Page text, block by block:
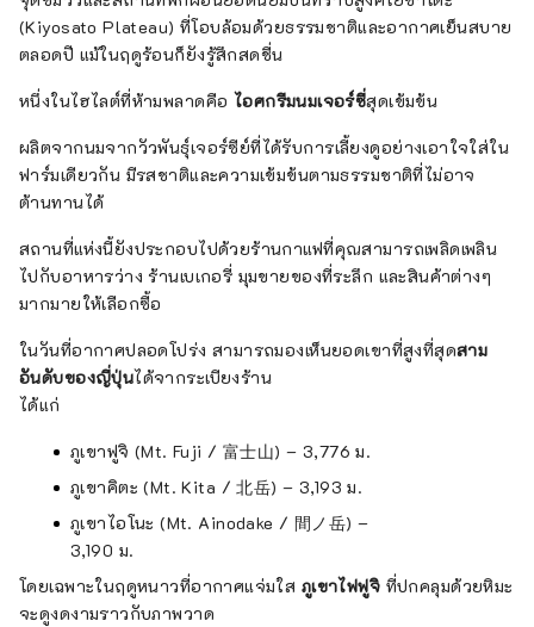
(Kiyosato Plateau) ที่โอบล้อมด้วยธรรมชาติและอากาศเย็นสบาย
ตลอดปี แม้ในฤดูร้อนก็ยังรู้สึกสดชื่น
หนึ่งในไฮไลต์ที่ห้ามพลาดคือ ไอศกรีมนมเจอร์ซี่สุดเข้มข้น
ผลิตจากนมจากวัวพันธุ์เจอร์ซีย์ที่ได้รับการเลี้ยงดูอย่างเอาใจใส่ใน
ฟาร์มเดียวกัน มีรสชาติและความเข้มข้นตามธรรมชาติที่ไม่อาจ
ต้านทานได้
สถานที่แห่งนี้ยังประกอบไปด้วยร้านกาแฟที่คุณสามารถเพลิดเพลิน
ไปกับอาหารว่าง ร้านเบเกอรี่ มุมขายของที่ระลึก และสินค้าต่างๆ
มากมายให้เลือกซื้อ
ในวันที่อากาศปลอดโปร่ง สามารถมองเห็นยอดเขาที่สูงที่สุดสาม
อันดับของญี่ปุ่นได้จากระเบียงร้าน
ได้แก่
ภูเขาฟูจิ (Mt. Fuji / 富士山) – 3,776 ม.
ภูเขาคิตะ (Mt. Kita / 北岳) – 3,193 ม.
ภูเขาไอโนะ (Mt. Ainodake / 間ノ岳) –
3,190 ม.
โดยเฉพาะในฤดูหนาวที่อากาศแจ่มใส ภูเขาไฟฟูจิ ที่ปกคลุมด้วยหิมะ
จะดูงดงามราวกับภาพวาด